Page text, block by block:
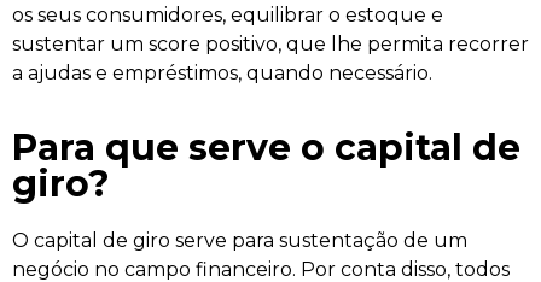
os seus consumidores, equilibrar o estoque e
sustentar um score positivo, que lhe permita recorrer
a ajudas e empréstimos, quando necessário.
Para que serve o capital de
giro?
O capital de giro serve para sustentação de um
negócio no campo financeiro. Por conta disso, todos